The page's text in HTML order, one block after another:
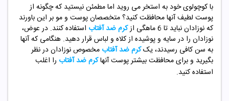
با کوچولوی خود به استخر می روید اما مطمئن نیستید که چگونه از
پوست لطیف آنها محافظت کنید؟ متخصصان پوست و مو بر این باورند
که نوزادان نباید تا 6 ماهگی از
کرم ضد آفتاب استفاده کنند. در عوض،
نوزادان را در سایه و پوشیده از کلاه و لباس قرار دهید. هنگامی که آنها
به سن کافی رسیدند، یککرم ضد آفتاب مخصوص نوزادان در نظر
بگیرید و برای محافظت بیشتر پوست آنهاکرم ضد آفتاب را اغلب
استفاده کنید.